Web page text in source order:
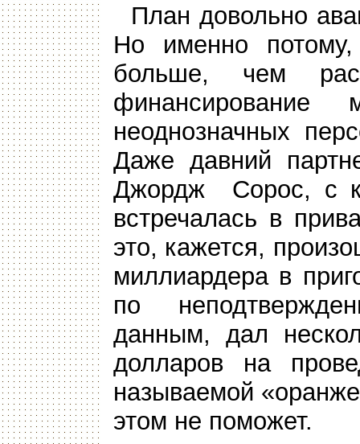
План довольно
Но именно
больше, чем
неоднозначных
Даже давний
Джордж Сорос, с
встречалась в
это, кажется,
миллиардера в
по
данным, дал
долларов на
называемой
этом не поможет.